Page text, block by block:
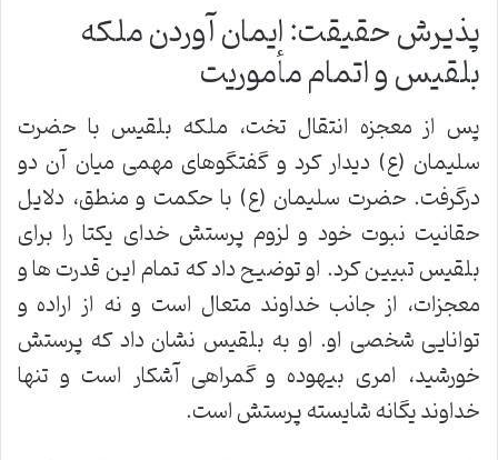
پذیرش حقیقت: ایمان آوردن ملکه
بلقیس و اتمام مأموریت
پس از معجزه انتقال تخت، ملکه بلقیس با حضرت
سلیمان (ع) دیدار کرد و گفتگوهای مهمی میان آن دو
درگرفت. حضرت سلیمان (ع) با حکمت و منطق، دلایل
حقانیت نبوت خود و لزوم پرستش خدای یکتا را برای
بلقیس تبیین کرد. او توضیح داد که تمام این قدرت ها و
معجزات، از جانب خداوند متعال است و نه از اراده و
توانایی شخصی او. او به بلقیس نشان داد که پرستش
خورشید، امری بیهوده و گمراهی آشکار است و تنها
خداوند یگانه شایسته پرستش است.